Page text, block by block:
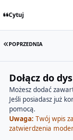
Cytuj
PIERWSZA STRONA
POPRZEDNIA
Dołącz do
Możesz dodać
Jeśli posiadasz już
pomocą.
Uwaga: Twój wpis
zatwierdzenia